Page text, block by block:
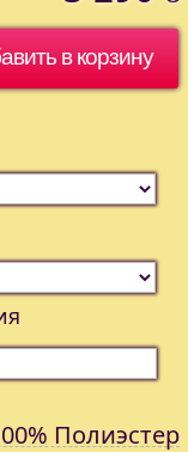
Полиэстер